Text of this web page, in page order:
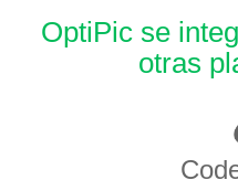
OptiPic se
otras